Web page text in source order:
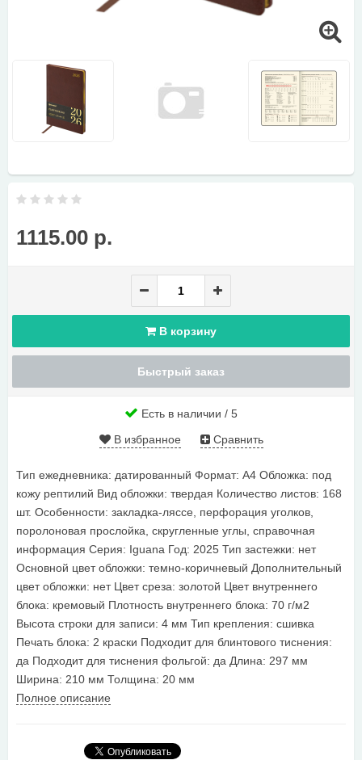
1115.00 р.
В корзину
Быстрый заказ
Есть в наличии / 5
В избранное
Сравнить
Тип ежедневника: датированный Формат: А4 Обложка: под
кожу рептилий Вид обложки: твердая Количество листов: 168
шт. Особенности: закладка-ляссе, перфорация уголков,
поролоновая прослойка, скругленные углы, справочная
информация Серия: Iguana Год: 2025 Тип застежки: нет
Основной цвет обложки: темно-коричневый Дополнительный
цвет обложки: нет Цвет среза: золотой Цвет внутреннего
блока: кремовый Плотность внутреннего блока: 70 г/м2
Высота строки для записи: 4 мм Тип крепления: сшивка
Печать блока: 2 краски Подходит для блинтового тиснения:
да Подходит для тиснения фольгой: да Длина: 297 мм
Ширина: 210 мм Толщина: 20 мм
Полное описание